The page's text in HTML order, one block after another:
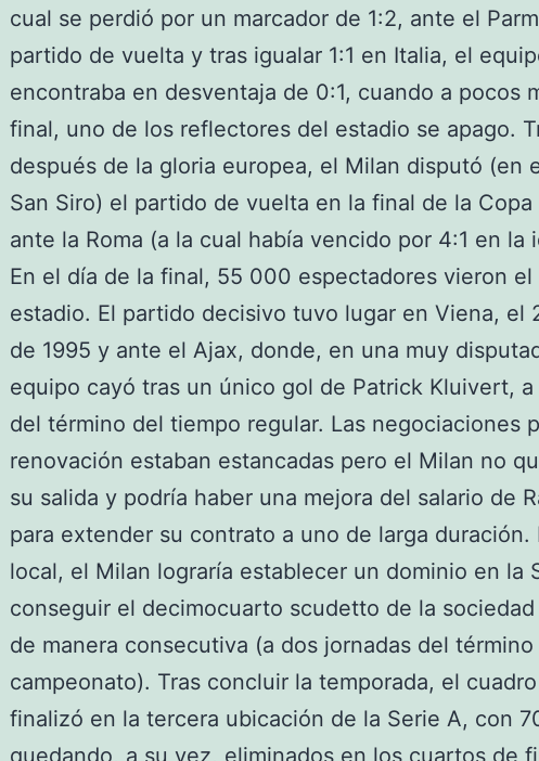
cual se perdió por un marcador de 1:2, ante el
partido de vuelta y tras igualar 1:1 en Italia, el
encontraba en desventaja de 0:1, cuando a pocos
final, uno de los reflectores del estadio se apago.
después de la gloria europea, el Milan disputó (en
San Siro) el partido de vuelta en la final de la Copa
ante la Roma (a la cual había vencido por 4:1 en la
En el día de la final, 55 000 espectadores vieron
estadio. El partido decisivo tuvo lugar en Viena, el
de 1995 y ante el Ajax, donde, en una muy
equipo cayó tras un único gol de Patrick Kluivert,
del término del tiempo regular. Las negociaciones
renovación estaban estancadas pero el Milan no
su salida y podría haber una mejora del salario de
para extender su contrato a uno de larga duración.
local, el Milan lograría establecer un dominio en la
conseguir el decimocuarto scudetto de la
de manera consecutiva (a dos jornadas del término
campeonato). Tras concluir la temporada, el
finalizó en la tercera ubicación de la Serie A, con
quedando, a su vez, eliminados en los cuartos de